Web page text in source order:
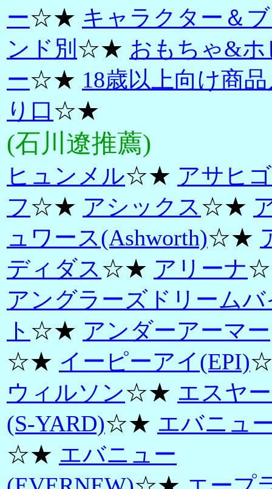
ー☆★ キャラクター＆
ンド別 ☆★ おもちゃ&ホ
ー☆★ 18歳以上向け商
り口☆★
(石川遼推薦)
ヒュンメル☆★ アサヒ
フ☆★ アシックス☆★
ュワース(Ashworth)☆★
ディダス☆★ アリーナ
アングラーズドリームバ
ト ☆★ アンダーアーマー
☆★ イーピーアイ(EPI)
ウィルソン☆★ エスヤ
(S-YARD)☆★ エバニュ
☆★ エバニュー